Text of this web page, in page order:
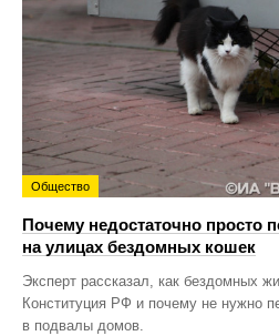
Общество
Почему недостаточно просто
на улицах бездомных кошек
Эксперт рассказал, как бездомных
Конституция РФ и почему не нужно
в подвалы домов.